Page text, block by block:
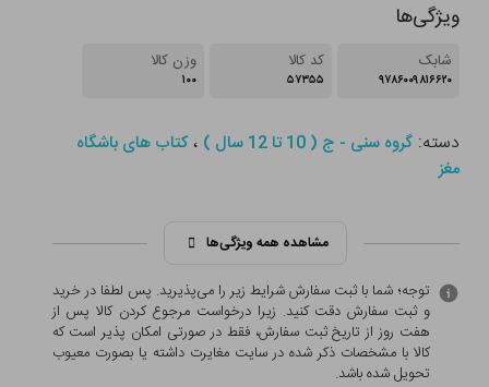
ویژگی‌ها
شابک
۹۷۸۶۰۰۹۸۱۶۶۲۰
کد کالا
۵۷۳۵۵
وزن کالا
۱۰۰
دسته:گروه سنی - ج ( 10 تا 12 سال ) ،کتاب های باشگاه
مغز
مشاهده همه ویژگی‌ها
توجه؛ شما با ثبت سفارش شرایط زیر را می‌پذیرید. پس لطفا در خرید
و ثبت سفارش دقت کنید. زیرا درخواست مرجوع کردن کالا پس از
هفت روز از تاریخ ثبت سفارش، فقط در صورتی امکان پذیر است که
کالا با مشخصات ذکر شده در سایت مغایرت داشته یا بصورت معيوب
تحویل شده باشد.